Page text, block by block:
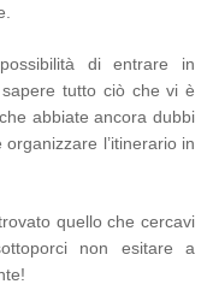
di entrare in
tutto ciò che vi è
abbiate ancora dubbi
l’itinerario in
quello che cercavi
non esitare a